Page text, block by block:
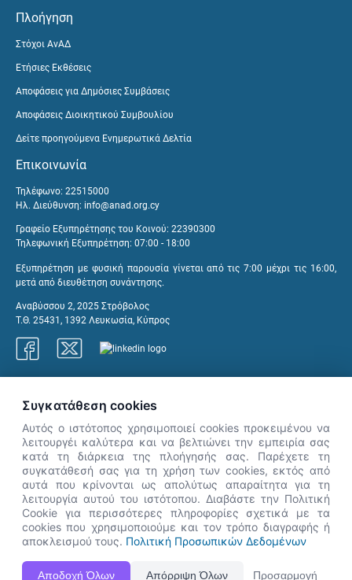
Πλοήγηση
Στόχοι ΑνΑΔ
Ετήσιες Εκθέσεις
Αποφάσεις για Δημόσιες Συμβάσεις
Αποφάσεις Διοικητικού Συμβουλίου
Δείτε προηγούμενα Ενημερωτικά Δελτία
Επικοινωνία
Τηλέφωνο: 22515000
Ηλ. Διεύθυνση: info@anad.org.cy
Γραφείο Εξυπηρέτησης του Κοινού: 22390300
Τηλεφωνική Εξυπηρέτηση: 07:00 - 18:00
Εξυπηρέτηση με φυσική παρουσία γίνεται από τις 7:00 μέχρι τις 16:00,
μετά από διευθέτηση συνάντησης.
Αναβύσσου 2, 2025 Στρόβολος
Τ.Θ. 25431, 1392 Λευκωσία, Κύπρος
Η Ιστοσελίδα ΑνΑΔ είναι πλήρως συμβατή με τις νεότερες εκδόσεις, Google Chrome, Mozilla Firefox,
Apple Safari καθώς και Internet Explorer.
👋 Καλώς ήρθες! Είμαι η Νόησις.
Πες μου πώς μπορώ να σε βοηθήσω
σήμερα.
Συγκατάθεση cookies
Αυτός ο ιστότοπος χρησιμοποιεί cookies προκειμένου να
λειτουργέι καλύτερα και να βελτιώνει την εμπειρία σας
κατά τη διάρκεια της πλοήγησής σας. Παρέχετε τη
συγκατάθεσή σας για τη χρήση των cookies, εκτός από
αυτά που κρίνονται ως απολύτως απαραίτητα για τη
λειτουργία αυτού του ιστότοπου. Διαβάστε την Πολιτική
Cookie για περισσότερες πληροφορίες σχετικά με τα
cookies που χρησιμοποιούμε και τον τρόπο διαγραφής ή
αποκλεισμού τους. Πολιτική Προσωπικών Δεδομένων
Αποδοχή Όλων Απόρριψη Όλων Προσαρμογή